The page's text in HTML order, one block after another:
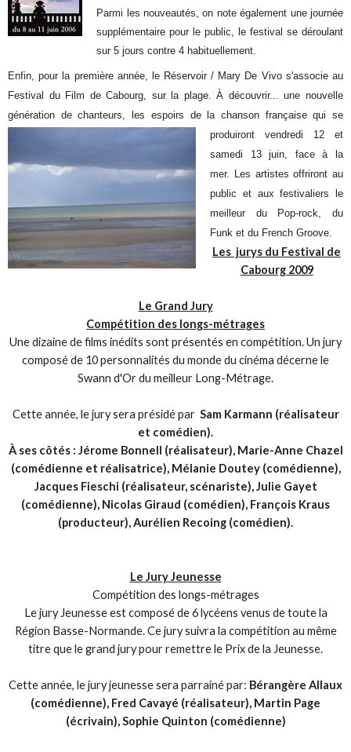
Parmi les nouveautés, on note également une journée
supplémentaire pour le public, le festival se déroulant
sur 5 jours contre 4 habituellement.
Enfin, pour la première année, le Réservoir / Mary De Vivo s'associe au
Festival du Film de Cabourg, sur la plage. À découvrir... une nouvelle
génération de chanteurs, les espoirs de la chanson françaisequi se
produiront vendredi 12 et
samedi 13 juin, face à la
mer. Les artistes offriront au
public et aux festivaliers le
meilleur du Pop-rock, du
Funk et du French Groove.
Les jurys du Festival de
Cabourg 2009
Le Grand Jury
Compétition des longs-métrages
Une dizaine de films inédits sont présentés en compétition. Un jury
composé de 10 personnalités du monde du cinéma décerne le
Swann d'Or du meilleur Long-Métrage.
Cette année, le jury sera présidé par Sam Karmann (réalisateur
et comédien).
À ses côtés : Jérome Bonnell (réalisateur), Marie-Anne Chazel
(comédienne et réalisatrice), Mélanie Doutey (comédienne),
Jacques Fieschi (réalisateur, scénariste), Julie Gayet
(comédienne), Nicolas Giraud (comédien), François Kraus
(producteur), Aurélien Recoing (comédien).
Le Jury Jeunesse
Compétition des longs-métrages
Le jury Jeunesse est composé de 6 lycéens venus de toute la
Région Basse-Normande. Ce jury suivra la compétition au même
titre que le grand jury pour remettre le Prix de la Jeunesse.
Cette année, le jury jeunesse sera parrainé par: Bérangère Allaux
(comédienne), Fred Cavayé (réalisateur), Martin Page
(écrivain), Sophie Quinton (comédienne)